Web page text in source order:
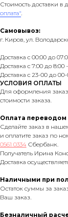
Стоимость доставки в
оплата".
Самовывоз:
г. Киров, ул.
Доставка с 00:00 до
Доставка с 7:00 до 8:00
Доставка с 23-00 до
УСЛОВИЯ ОПЛАТЫ
Для оформления
стоимости заказа.
Оплата переводом
Сделайте заказ в
и оплатите заказ по
0561 0334 Сбербанк.
Получатель Ирина
Доставка
Наличными при
Остаток суммы за
Ваш заказ.
Безналичный